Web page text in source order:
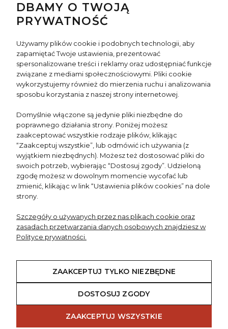
INFO
NEWSLETTER
ul. Kormoranów 14
02-836 Warszawa
Designed byTvórcza| Powered by
DBAMY O TWOJĄ
PRYWATNOŚĆ
Używamy plików cookie i podobnych technologii, aby
zapamiętać Twoje ustawienia, prezentować
spersonalizowane treści i reklamy oraz udostępniać funkcje
związane z mediami społecznościowymi. Pliki cookie
wykorzystujemy również do mierzenia ruchu i analizowania
sposobu korzystania z naszej strony internetowej.
Domyślnie włączone są jedynie pliki niezbędne do
poprawnego działania strony. Poniżej możesz
zaakceptować wszystkie rodzaje plików, klikając
“Zaakceptuj wszystkie”, lub odmówić ich używania (z
wyjątkiem niezbędnych). Możesz też dostosować pliki do
swoich potrzeb, wybierając “Dostosuj zgody”. Udzieloną
zgodę możesz w dowolnym momencie wycofać lub
zmienić, klikając w link “Ustawienia plików cookies” na dole
strony.
Szczegóły o używanych przez nas plikach cookie oraz
zasadach przetwarzania danych osobowych znajdziesz w
Polityce prywatności.
ZAAKCEPTUJ TYLKO NIEZBĘDNE
DOSTOSUJ ZGODY
ZAAKCEPTUJ WSZYSTKIE